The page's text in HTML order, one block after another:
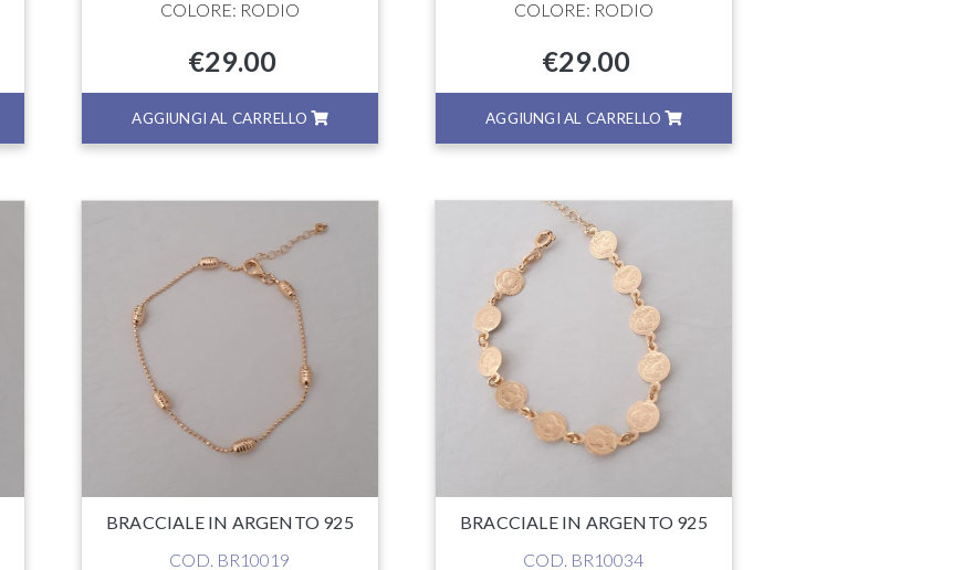
COLORE: RODIO
€29.00
AGGIUNGI AL CARRELLO
COLORE: RODIO
€29.00
AGGIUNGI AL CARRELLO
BRACCIALE IN ARGENTO 925
COD. BR10019
BRACCIALE IN ARGENTO 925
COD. BR10034